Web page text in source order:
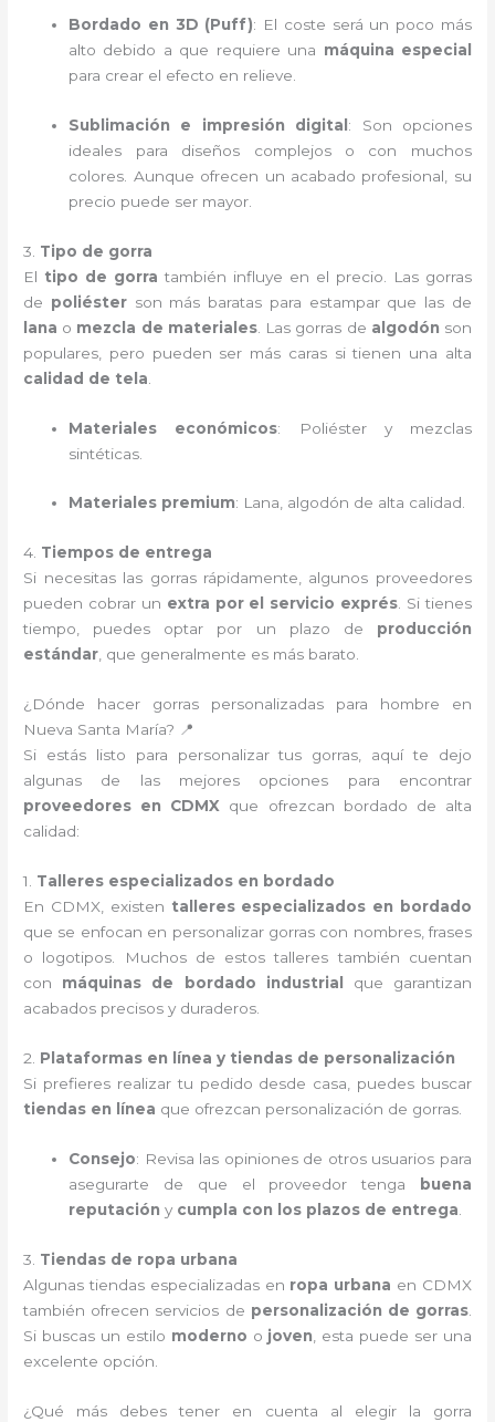
Bordado en 3D (Puff): El coste será un poco más
alto debido a que requiere una máquina especial
para crear el efecto en relieve.
Sublimación e impresión digital : Son opciones
ideales para diseños complejos o con muchos
colores. Aunque ofrecen un acabado profesional, su
precio puede ser mayor.
3. Tipo de gorra
El tipo de gorra también influye en el precio. Las gorras
de poliésterson más baratas para estampar que las de
lana o mezcla de materiales. Las gorras de algodón son
populares, pero pueden ser más caras si tienen una alta
calidad de tela
Materiales económicos: Poliéster y mezclas
sintéticas.
Materiales premium: Lana, algodón de alta calidad.
4. Tiempos de entrega
Si necesitas las gorras rápidamente, algunos proveedores
pueden cobrar un extra por el servicio exprés. Si tienes
tiempo, puedes optar por un plazo de producción
estándar, que generalmente es más barato.
¿Dónde hacer gorras personalizadas para hombre en
Nueva Santa María? 📍
Si estás listo para personalizar tus gorras, aquí te dejo
algunas de las mejores opciones para encontrar
proveedores en CDMX que ofrezcan bordado de alta
calidad:
1. Talleres especializados en bordado
En CDMX, existen talleres especializados en bordado
que se enfocan en personalizar gorras con nombres, frases
o logotipos. Muchos de estos talleres también cuentan
con máquinas de bordado industrial
que garantizan
acabados precisos y duraderos.
2. Plataformas en línea y tiendas de personalización
Si prefieres realizar tu pedido desde casa, puedes buscar
tiendas en línea que ofrezcan personalización de gorras.
Consejo: Revisa las opiniones de otros usuarios para
asegurarte de que el proveedor tenga
buena
reputación y cumpla con los plazos de entrega
3. Tiendas de ropa urbana
Algunas tiendas especializadas en ropa urbana en CDMX
también ofrecen servicios de personalización de gorras.
Si buscas un estilo moderno o joven , esta puede ser una
excelente opción.
¿Qué más debes tener en cuenta al elegir la gorra